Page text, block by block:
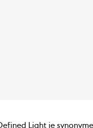
Defined Light je